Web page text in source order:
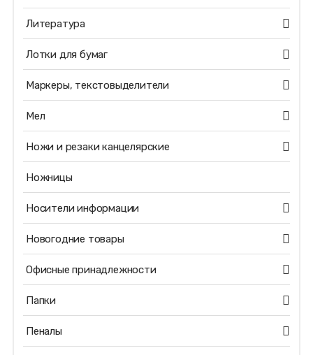
Литература
Лотки для бумаг
Маркеры, текстовыделители
Мел
Ножи и резаки канцелярские
Ножницы
Носители информации
Новогодние товары
Офисные принадлежности
Папки
Пеналы